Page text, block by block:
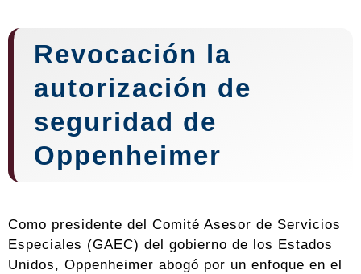
Revocación la
autorización de
seguridad de
Oppenheimer
Como presidente del Comité Asesor de Servicios
Especiales (GAEC) del gobierno de los Estados
Unidos, Oppenheimer abogó por un enfoque en el